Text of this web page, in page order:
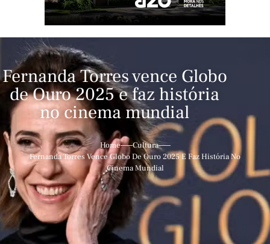
Fernanda Torres vence Globo
de Ouro 2025 e faz história
no cinema mundial
Home
Cultura
Fernanda Torres Vence Globo De Ouro 2025 E Faz História No
Cinema Mundial